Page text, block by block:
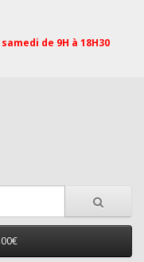
de 9H à 18H30